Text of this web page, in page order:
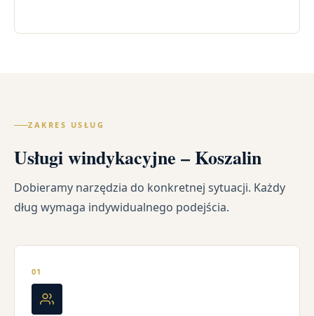
ZAKRES USŁUG
Usługi windykacyjne – Koszalin
Dobieramy narzędzia do konkretnej sytuacji. Każdy
dług wymaga indywidualnego podejścia.
01